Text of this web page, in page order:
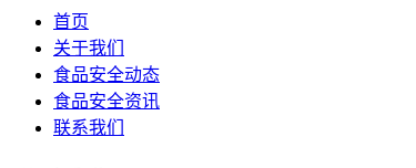
首页
关于我们
食品安全动态
食品安全资讯
联系我们